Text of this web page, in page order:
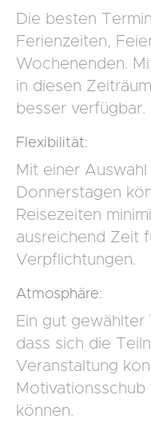
Die besten
Ferienzeiten,
Wochenenden.
in diesen
besser verfügbar.
Flexibilität:
Mit einer
Donnerstagen
Reisezeiten
ausreichend Zeit
Verpflichtungen.
Atmosphäre:
Ein gut gewählter
dass sich die
Veranstaltung
können.